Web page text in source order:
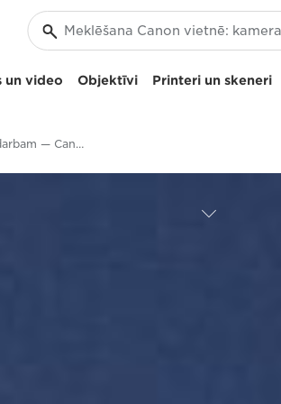
un video Objektīvi Printeri un skeneri
Uzreiz gatava darbam — Canon EOS M5